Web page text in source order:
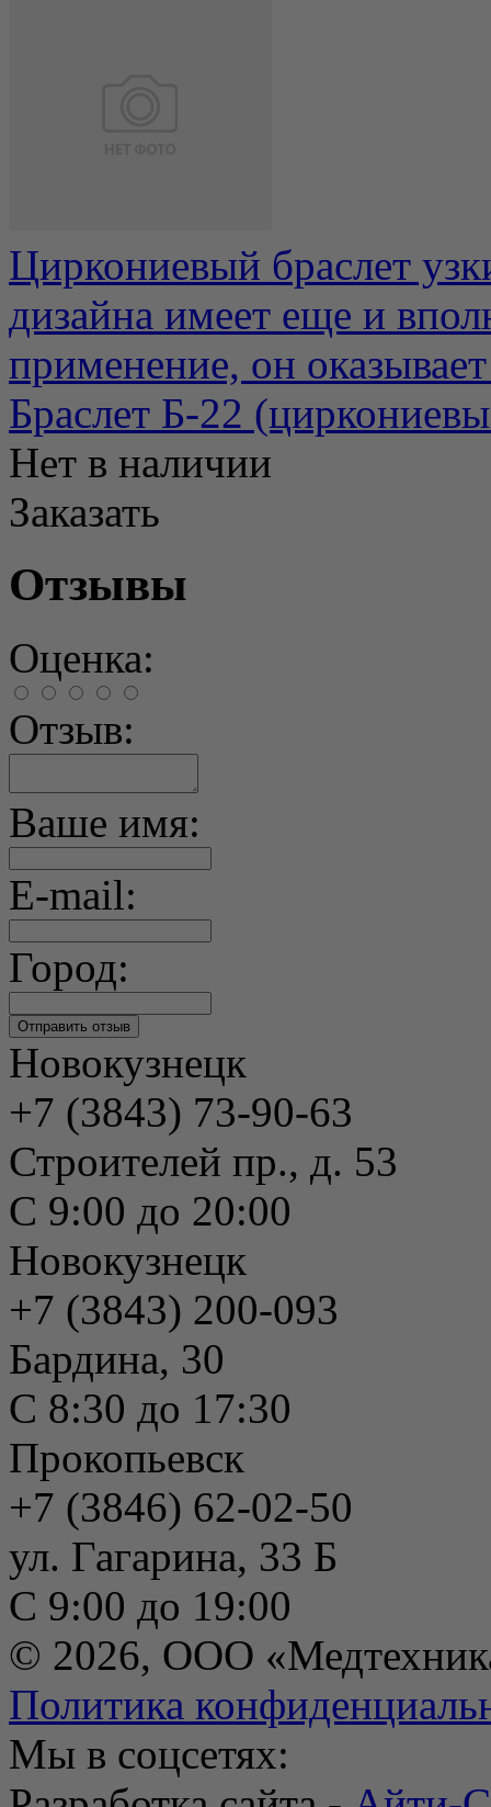
Циркониевый браслет
дизайна имеет еще и
применение, он
Браслет Б-22
Нет в наличии
Заказать
Отзывы
Оценка:
Отзыв:
Ваше имя:
E-mail:
Город:
Новокузнецк
+7 (3843) 73-90-63
Строителей пр., д. 53
С 9:00 до 20:00
Новокузнецк
+7 (3843) 200-093
Бардина, 30
С 8:30 до 17:30
Прокопьевск
+7 (3846) 62-02-50
ул. Гагарина, 33 Б
С 9:00 до 19:00
© 2026, ООО
Политика
Мы в соцсетях: